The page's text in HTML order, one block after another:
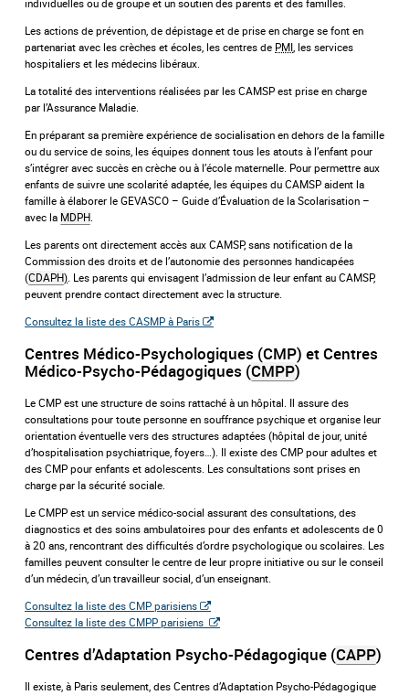
individuelles ou de groupe et un soutien des parents et des familles.
Les actions de prévention, de dépistage et de prise en charge se font en
partenariat avec les crèches et écoles, les centres de PMI, les services
hospitaliers et les médecins libéraux.
La totalité des interventions réalisées par les CAMSP est prise en charge
par l’Assurance Maladie.
En préparant sa première expérience de socialisation en dehors de la famille
ou du service de soins, les équipes donnent tous les atouts à l’enfant pour
s’intégrer avec succès en crèche ou à l’école maternelle. Pour permettre aux
enfants de suivre une scolarité adaptée, les équipes du CAMSP aident la
famille à élaborer le GEVASCO – Guide d’Évaluation de la Scolarisation –
avec la MDPH.
Les parents ont directement accès aux CAMSP, sans notification de la
Commission des droits et de l’autonomie des personnes handicapées
(CDAPH). Les parents qui envisagent l’admission de leur enfant au CAMSP,
peuvent prendre contact directement avec la structure.
Consultez la liste des CASMP à Paris
Centres Médico-Psychologiques (CMP) et Centres
Médico-Psycho-Pédagogiques (CMPP)
Le CMP est une structure de soins rattaché à un hôpital. Il assure des
consultations pour toute personne en souffrance psychique et organise leur
orientation éventuelle vers des structures adaptées (hôpital de jour, unité
d’hospitalisation psychiatrique, foyers…). Il existe des CMP pour adultes et
des CMP pour enfants et adolescents. Les consultations sont prises en
charge par la sécurité sociale.
Le CMPP est un service médico-social assurant des consultations, des
diagnostics et des soins ambulatoires pour des enfants et adolescents de 0
à 20 ans, rencontrant des difficultés d’ordre psychologique ou scolaires. Les
familles peuvent consulter le centre de leur propre initiative ou sur le conseil
d’un médecin, d’un travailleur social, d’un enseignant.
Consultez la liste des CMP parisiens
Consultez la liste des CMPP parisiens
Centres d’Adaptation Psycho-Pédagogique (CAPP)
Il existe, à Paris seulement, des Centres d’Adaptation Psycho-Pédagogique